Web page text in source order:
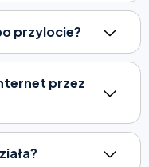
przylocie?
przez